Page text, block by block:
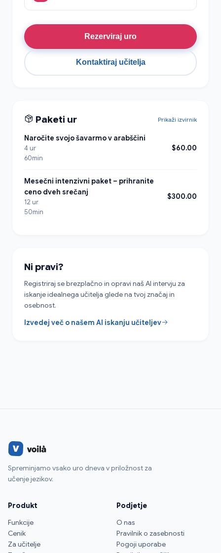
Rezerviraj uro
Kontaktiraj učitelja
Paketi ur Prikaži izvirnik
Naročite svojo šavarmo v arabščini
4 ur
60min
$60.00
Mesečni intenzivni paket – prihranite
ceno dveh srečanj
12 ur
50min
$300.00
Ni pravi?
Registriraj se brezplačno in opravi naš AI intervju za
iskanje idealnega učitelja glede na tvoj značaj in
osebnost.
Izvedej več o našem AI iskanju učiteljev
Spreminjamo vsako uro dneva v priložnost za
učenje jezikov.
Produkt
Funkcije
Cenik
Za učitelje
Podjetje
O nas
Pravilnik o zasebnosti
Pogoji uporabe